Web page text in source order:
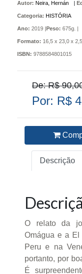
Autor: Neira, Hernán
Categoria: HISTÓRIA
Ano: 2019 | Peso: 675g. |
Formato: 16,5 x 23,0 x 2,5
ISBN: 9788584801015
De: R$
Por: R$
Descrição
O relato da
Omágua e a El
Peru e na
portanto, por
É